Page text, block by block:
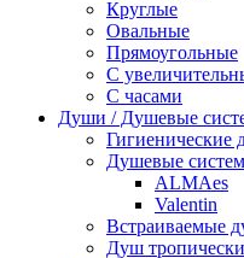
Круглые
Овальные
Прямоугольные
С
С часами
Души / Душевые
Гигиенические
Душевые
ALMAes
Valentin
Встраиваемые
Душ